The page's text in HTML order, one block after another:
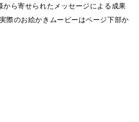
ら寄せられたメッセージによる成果
際のお絵かきムービーはページ下部か